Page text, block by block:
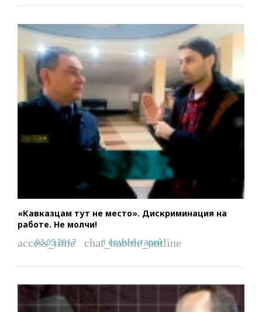
«Кавказцам тут не место». Дискриминация на
работе. Не молчи!
access_time
03.05.2017 chat_bubble_outline
1 комментарий